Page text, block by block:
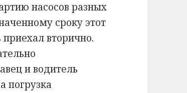
насосов разных
сроку этот
приехал вторично.
и водитель
погрузка